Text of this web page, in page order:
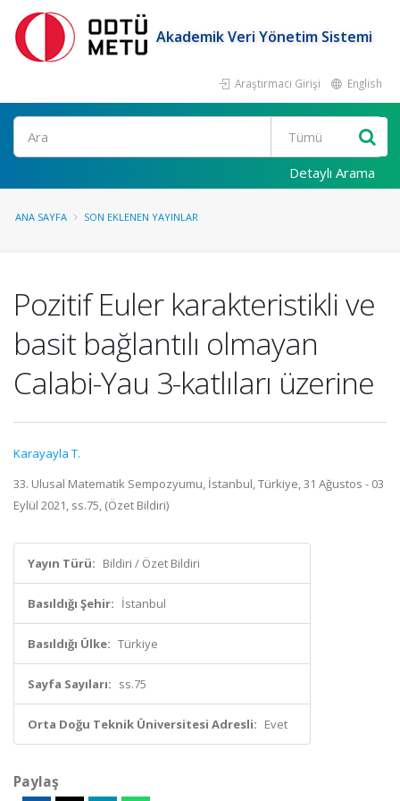
Akademik Veri Yönetim Sistemi
Araştırmacı Girişi English
Ara
Detaylı Arama
ANA SAYFA SON EKLENEN YAYINLAR
Pozitif Euler karakteristikli ve
basit bağlantılı olmayan
Calabi-Yau 3-katlıları üzerine
Karayayla T.
33. Ulusal Matematik Sempozyumu, İstanbul, Türkiye, 31 Ağustos - 03
Eylül 2021, ss.75, (Özet Bildiri)
Yayın Türü: Bildiri / Özet Bildiri
Basıldığı Şehir: İstanbul
Basıldığı Ülke: Türkiye
Sayfa Sayıları: ss.75
Orta Doğu Teknik Üniversitesi Adresli: Evet
Paylaş